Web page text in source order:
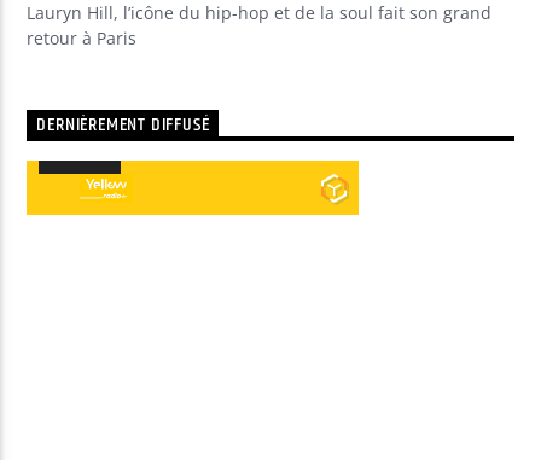
Lauryn Hill, l’icône du hip-hop et de la soul fait son grand
retour à Paris
DERNIÈREMENT DIFFUSÉ
Lecteur
audio